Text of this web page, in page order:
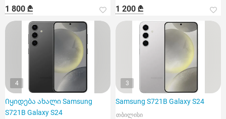
1 800 ₾ 1 200 ₾
4
Იყიდება ახალი Samsung
S721B Galaxy S24
3
Samsung S721B Galaxy S24
თბილისი